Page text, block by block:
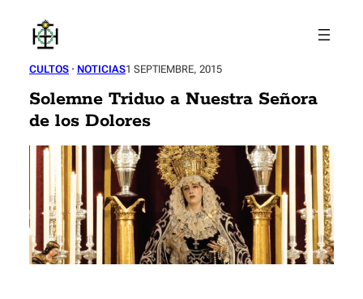
contenido
CULTOS · NOTICIAS1 SEPTIEMBRE, 2015
Solemne Triduo a Nuestra Señora
de los Dolores